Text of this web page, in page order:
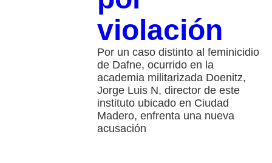
violación
Por un caso distinto al feminicidio
de Dafne, ocurrido en la
academia militarizada Doenitz,
Jorge Luis N, director de este
instituto ubicado en Ciudad
Madero, enfrenta una nueva
acusación